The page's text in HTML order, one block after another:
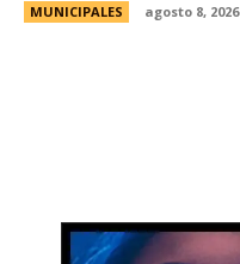
MUNICIPALES agosto 8, 2026